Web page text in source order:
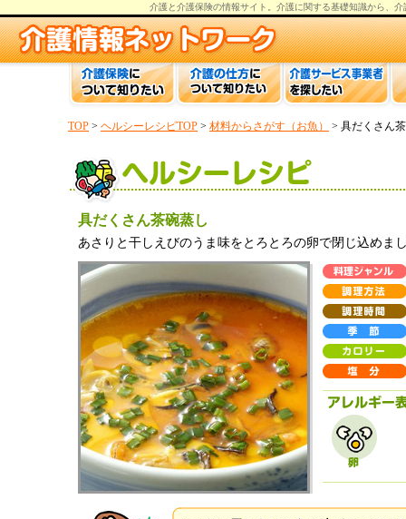
介護と介護保険の情報サイト。 介護に関する基礎知識から、 介
TOP > ヘルシーレシピTOP > 材料からさがす（お魚） > 具だくさん
具だくさん茶碗蒸し
あさりと干しえびのうま味をとろとろの卵で閉じ込めま